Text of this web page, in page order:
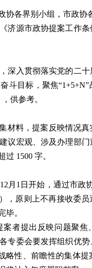
各界别小组，市政协
济源市政协提案工作
深入贯彻落实党的二十
斗目标，聚焦“1+5+N”
，供参考。
材料，提案反映情况真
议宏观、涉及办理部门
过 1500 字。
12 月 1 日开始，通过市政
），原则上不再接收委
毕。
案者提出反映问题聚焦
专委会要发挥组织优
略性、前瞻性的集体提